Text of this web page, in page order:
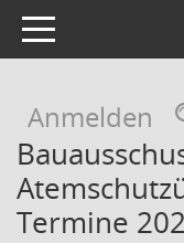
Toggle navigation
Anmelden
Termine